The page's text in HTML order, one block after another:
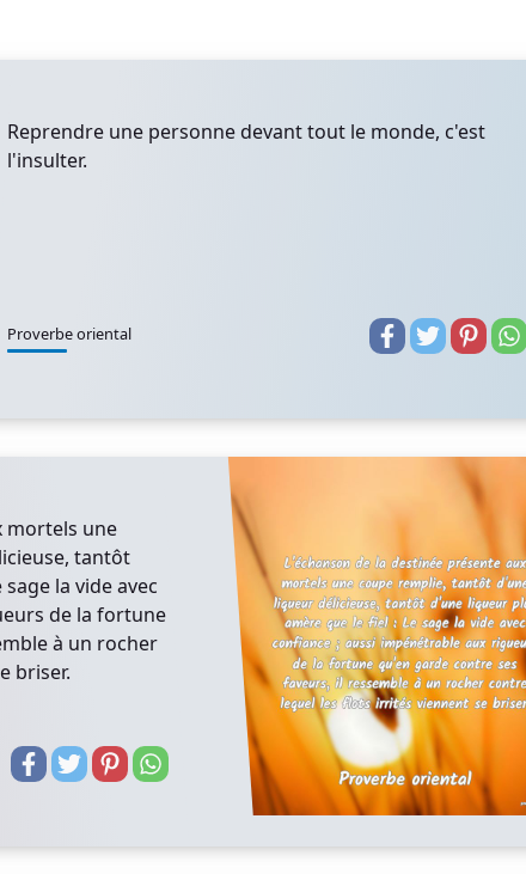
Reprendre une personne devant tout le monde, c'est
l'insulter.
Proverbe oriental
mortels une
tantôt
la vide avec
de la fortune
à un rocher
briser.